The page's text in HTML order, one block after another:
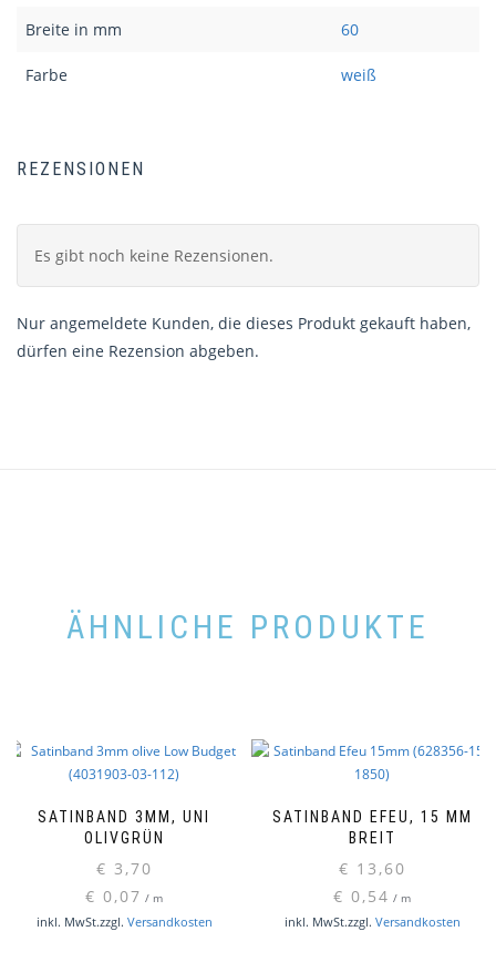
Breite in mm 60
Farbe weiß
REZENSIONEN
Es gibt noch keine Rezensionen.
Nur angemeldete Kunden, die dieses Produkt gekauft haben,
dürfen eine Rezension abgeben.
ÄHNLICHE PRODUKTE
SATINBAND 3MM, UNI
OLIVGRÜN
€ 3,70
€ 0,07 / m
inkl. MwSt.zzgl. Versandkosten
SATINBAND EFEU, 15 MM
BREIT
€ 13,60
€ 0,54 / m
inkl. MwSt.zzgl. Versandkosten